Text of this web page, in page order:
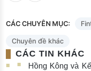
CÁC CHUYÊN MỤC:
Chuyên đề khác
CÁC TIN KHÁC
Hồng Kông và